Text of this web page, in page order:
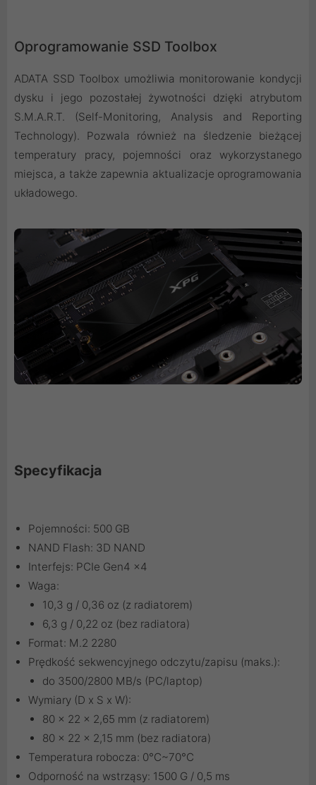
Oprogramowanie SSD Toolbox
ADATA SSD Toolbox umożliwia monitorowanie kondycji
dysku i jego pozostałej żywotności dzięki atrybutom
S.M.A.R.T. (Self-Monitoring, Analysis and Reporting
Technology). Pozwala również na śledzenie bieżącej
temperatury pracy, pojemności oraz wykorzystanego
miejsca, a także zapewnia aktualizacje oprogramowania
układowego.
Specyfikacja
Pojemności: 500 GB
NAND Flash: 3D NAND
Interfejs: PCIe Gen4 x4
Waga:
10,3 g / 0,36 oz (z radiatorem)
6,3 g / 0,22 oz (bez radiatora)
Format: M.2 2280
Prędkość sekwencyjnego odczytu/zapisu (maks.):
do 3500/2800 MB/s (PC/laptop)
Wymiary (D x S x W):
80 x 22 x 2,65 mm (z radiatorem)
80 x 22 x 2,15 mm (bez radiatora)
Temperatura robocza: 0°C~70°C
Odporność na wstrząsy: 1500 G / 0,5 ms